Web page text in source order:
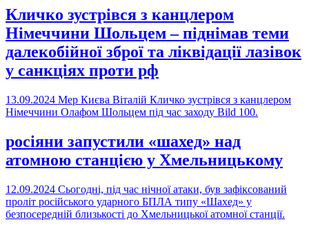
Кличко зустрівся з канцлером
Німеччини Шольцем – піднімав теми
далекобійної зброї та ліквідації лазівок
у санкціях проти рф
13.09.2024 Мер Києва Віталій Кличко зустрівся з канцлером
Німеччини Олафом Шольцем під час заходу Bild 100.
росіяни запустили «шахед» над
атомною станцією у Хмельницькому
12.09.2024 Сьогодні, під час нічної атаки, був зафіксований
проліт російського ударного БПЛА типу «Шахед» у
безпосередній близькості до Хмельницької атомної станції.